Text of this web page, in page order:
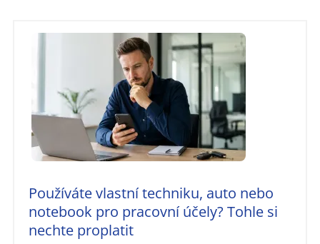
Používáte vlastní techniku, auto nebo
notebook pro pracovní účely? Tohle si
nechte proplatit